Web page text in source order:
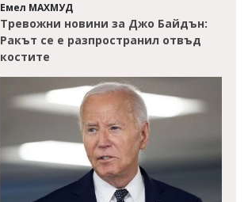
Емел МАХМУД
Тревожни новини за Джо Байдън:
Ракът се е разпространил отвъд
костите